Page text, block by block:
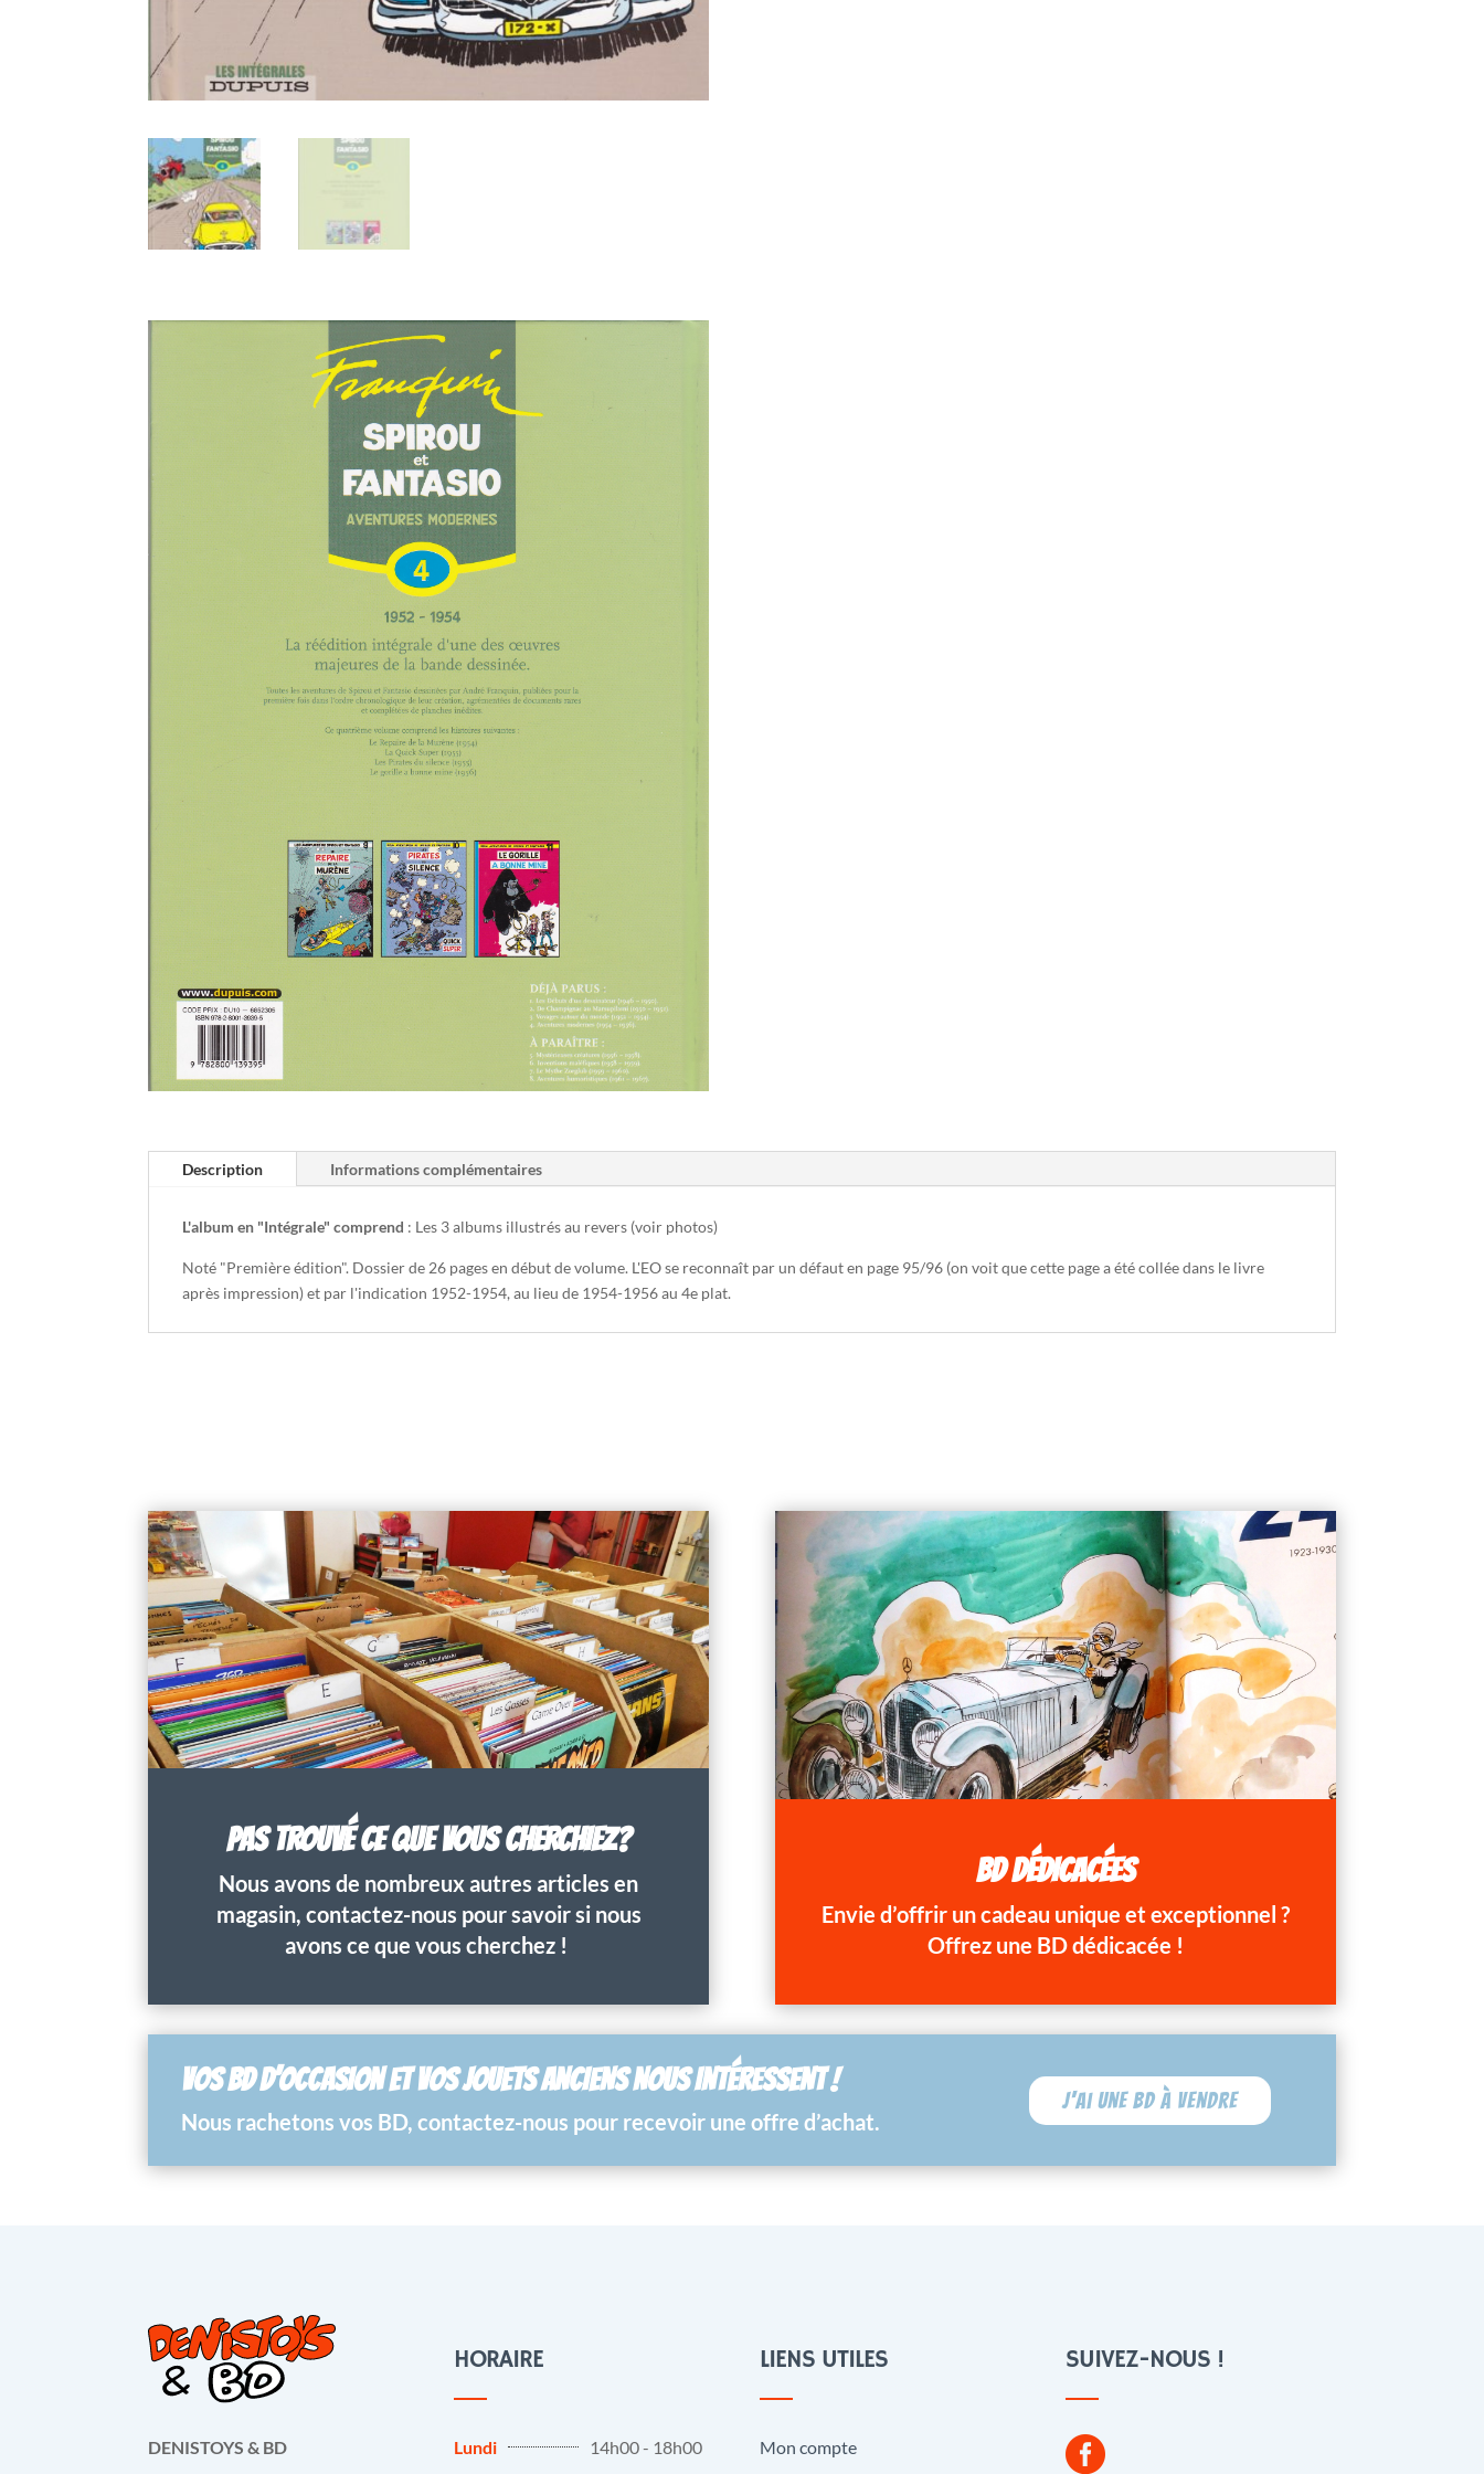
Description Informations complémentaires
L'album en "Intégrale" comprend : Les 3 albums illustrés au revers (voir photos)
Noté "Première édition". Dossier de 26 pages en début de volume. L'EO se reconnaît par un défaut en page 95/96 (on voit que cette page a été collée dans le livre
après impression) et par l'indication 1952-1954, au lieu de 1954-1956 au 4e plat.
PAS TROUVÉ CE QUE VOUS CHERCHIEZ?
Nous avons de nombreux autres articles en
magasin, contactez-nous pour savoir si nous
avons ce que vous cherchez !
BD DÉDICACÉES
Envie d’offrir un cadeau unique et exceptionnel ?
Offrez une BD dédicacée !
VOS BD D’OCCASION ET VOS JOUETS ANCIENS NOUS INTÉRESSENT !
Nous rachetons vos BD, contactez-nous pour recevoir une offre d’achat.
J'ai une BD à vendre
DENISTOYS & BD
HORAIRE
Lundi 14h00 - 18h00
LIENS UTILES
Mon compte
SUIVEZ-NOUS !
